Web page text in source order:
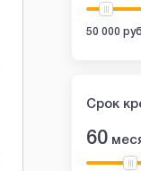
50 000 руб
Срок
60